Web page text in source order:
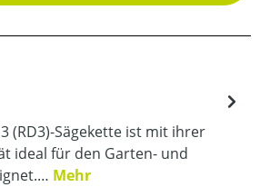
(RD3)-Sägekette ist mit ihrer
ideal für den Garten- und
Mehr